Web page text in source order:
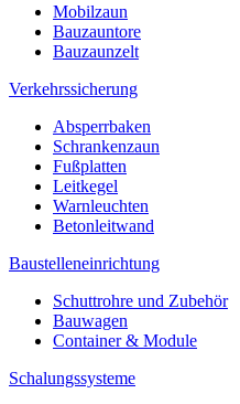
Mobilzaun
Bauzauntore
Bauzaunzelt
Verkehrssicherung
Absperrbaken
Schrankenzaun
Fußplatten
Leitkegel
Warnleuchten
Betonleitwand
Baustelleneinrichtung
Schuttrohre und Zubehör
Bauwagen
Container & Module
Schalungssysteme